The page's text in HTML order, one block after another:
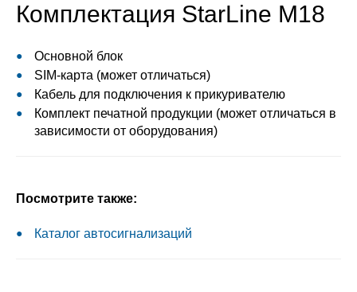
Комплектация StarLine M18
Основной блок
SIM-карта (может отличаться)
Кабель для подключения к прикуривателю
Комплект печатной продукции (может отличаться в
зависимости от оборудования)
Посмотрите также:
Каталог автосигнализаций